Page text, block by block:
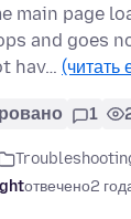
main page
and goes
hav… (читать
1
отвечено2